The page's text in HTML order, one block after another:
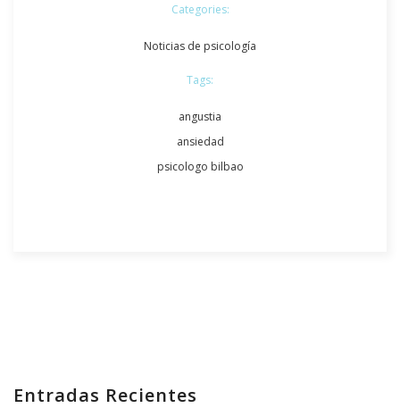
Categories:
Noticias de psicología
Tags:
angustia
ansiedad
psicologo bilbao
Entradas Recientes